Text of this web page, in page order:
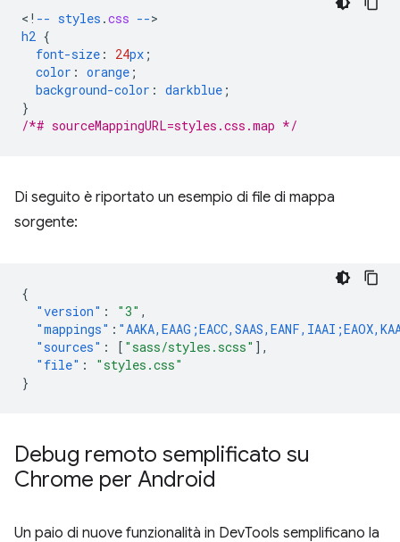
< ! -- styles .css --
h2 {
font-size : 24px ;
color : orange ;
background-color : darkblue ;
}
/*# sourceMappingURL=styles.css.map */
Di seguito è riportato un esempio di file di mappa
sorgente:
{
"version" : "3" ,
"mappings" :
"sources" : [ "sass/styles.scss" ],
"file" :
"styles.css"
}
Debug remoto semplificato su
Chrome per Android
Un paio di nuove funzionalità in DevTools semplificano la